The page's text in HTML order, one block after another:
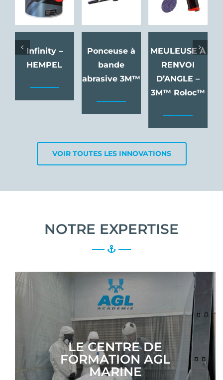
Ponceuse à
bande
MEULEUSE À
RENVOI
D’ANGLE –
MEULEUSE À
TRONÇONNER
– 75mm –
3M™
VOIR TOUTES LES INNOVATIONS
NOTRE EXPERTISE
LE CENTRE DE
FORMATION AGL
MARINE